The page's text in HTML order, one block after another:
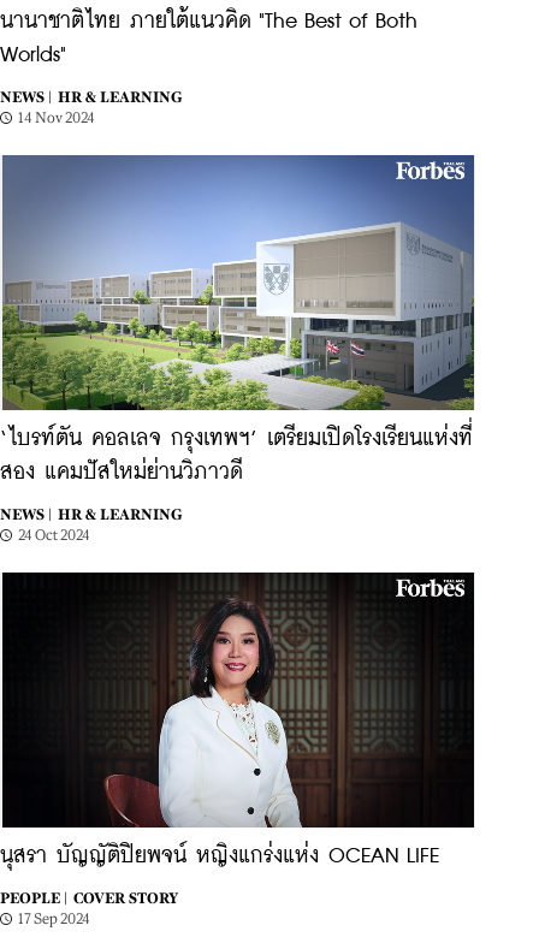
นานาชาติไทย ภายใต้แนวคิด "The Best of Both
Worlds"
NEWS |
HR & LEARNING
14 Nov 2024
‘ไบรท์ตัน คอลเลจ กรุงเทพฯ’ เตรียมเปิดโรงเรียนแห่งที่
สอง แคมปัสใหม่ย่านวิภาวดี
NEWS |
HR & LEARNING
24 Oct 2024
นุสรา บัญญัติปิยพจน์ หญิงแกร่งแห่ง OCEAN LIFE
PEOPLE |
COVER STORY
17 Sep 2024